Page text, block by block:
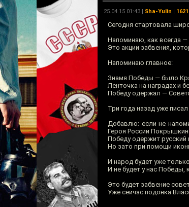
25.04.15 01:43 | Sha-Yulin |
Сегодня стартовала
Напоминаю, как всегда —
Это акции забвения,
Напоминаю главное:
Знамя Победы — было
Ленточка на наградах и
Победу одержал —
Три года назад уже
Добавлю: если не
Героя России
Победу одержит
Но зато при помощи
И народ будет уже
И не будет у нас Победы,
Это будет забвение
Уже сейчас подонка